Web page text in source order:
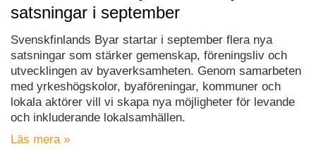
satsningar i september
Svenskfinlands Byar startar i september flera nya
satsningar som stärker gemenskap, föreningsliv och
utvecklingen av byaverksamheten. Genom samarbeten
med yrkeshögskolor, byaföreningar, kommuner och
lokala aktörer vill vi skapa nya möjligheter för levande
och inkluderande lokalsamhällen.
Läs mera »